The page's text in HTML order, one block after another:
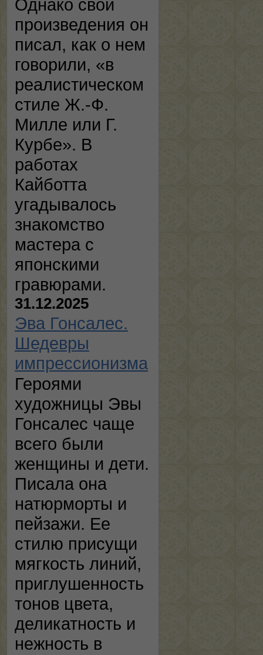
Однако свои
произведения он
писал, как о нем
говорили, «в
реалистическом
стиле Ж.-Ф.
Милле или Г.
Курбе». В
работах
Кайботта
угадывалось
знакомство
мастера с
японскими
гравюрами.
31.12.2025
Эва Гонсалес.
Шедевры
импрессионизма
Героями
художницы Эвы
Гонсалес чаще
всего были
женщины и дети.
Писала она
натюрморты и
пейзажи. Ее
стилю присущи
мягкость линий,
приглушенность
тонов цвета,
деликатность и
нежность в